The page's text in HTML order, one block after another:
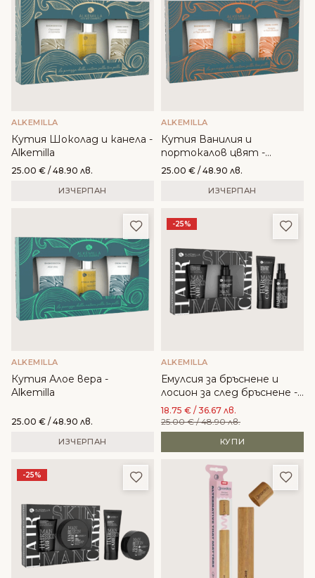
ALKEMILLA
Кутия Шоколад и канела -
Alkemilla
25.00 € / 48.90 лв.
ИЗЧЕРПАН
ALKEMILLA
Кутия Ванилия и
портокалов цвят -
Alkemilla
25.00 € / 48.90 лв.
ИЗЧЕРПАН
Добави в любими
ALKEMILLA
Кутия Алое вера -
Alkemilla
25.00 € / 48.90 лв.
ИЗЧЕРПАН
-25%
ALKEMILLA
Емулсия за бръснене и
лосион за след бръснене -
Alkemilla
18.75 € / 36.67 лв.
25.00€/ 48.90 лв.
КУПИ
-25% Добави в любими